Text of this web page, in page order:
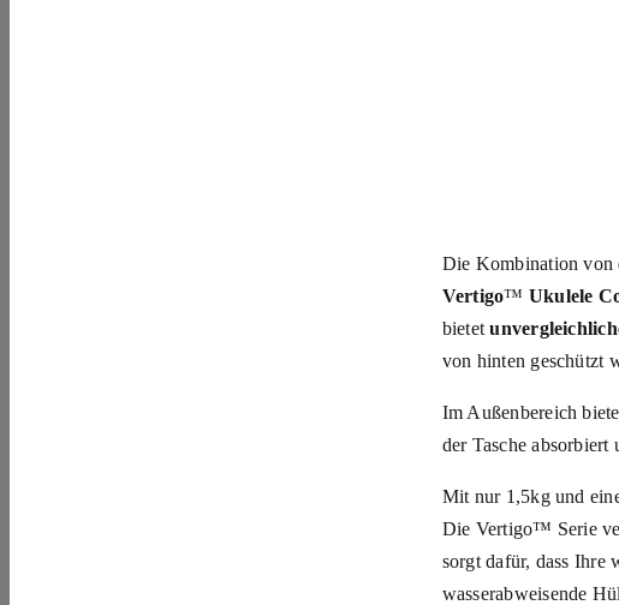
Die Kombination von
Vertigo™ Ukulele
bietet
von hinten geschützt
Im Außenbereich
der Tasche
Mit nur 1,5kg und
Die Vertigo™ Serie
sorgt dafür, dass Ihre
wasserabweisende